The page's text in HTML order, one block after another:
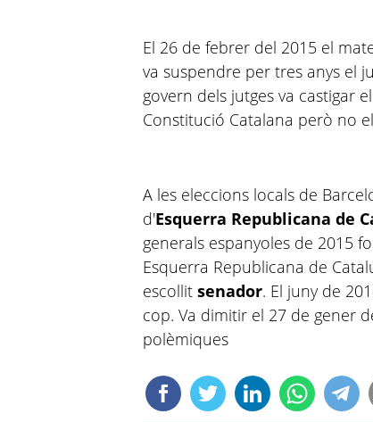
El 26 de febrer del 2015 el
va suspendre per tres anys el
govern dels jutges va castigar
Constitució Catalana però no
A les eleccions locals de
d'Esquerra Republicana de
generals espanyoles de 2015
Esquerra Republicana de
escollitsenador. El juny de
cop. Va dimitir el 27 de gener
polèmiques